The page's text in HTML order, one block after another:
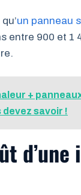
un panneau
entre 900 et 1
+
savoir !